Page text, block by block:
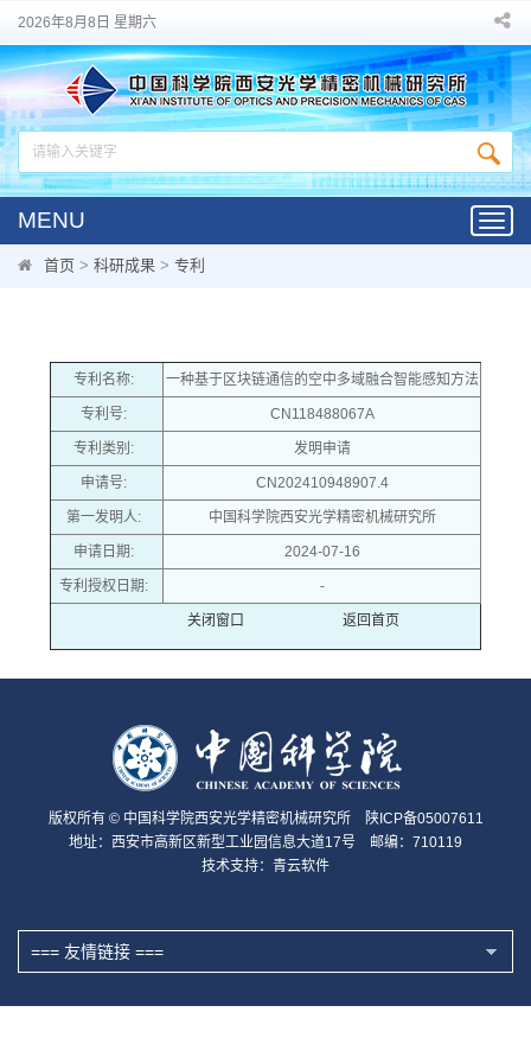
2026年8月8日 星期六
MENU
首页 > 科研成果 > 专利
专利名称: 一种基于区块链通信的空中多域融合智能感知方法
专利号: CN118488067A
专利类别: 发明申请
申请号: CN202410948907.4
第一发明人: 中国科学院西安光学精密机械研究所
申请日期: 2024-07-16
专利授权日期: -
关闭窗口 返回首页
版权所有 © 中国科学院西安光学精密机械研究所 陕ICP备05007611
地址：西安市高新区新型工业园信息大道17号 邮编：710119
技术支持： 青云软件
=== 友情链接 ===